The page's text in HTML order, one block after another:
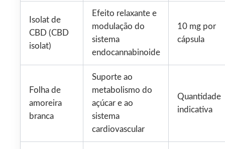
Isolat de
CBD (CBD
isolat)
Efeito relaxante e
modulação do
sistema
endocannabinoide
10 mg por
cápsula
Folha de
amoreira
branca
Suporte ao
metabolismo do
açúcar e ao
sistema
cardiovascular
Quantidade
indicativa